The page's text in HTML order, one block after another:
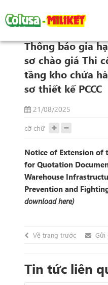
Thông báo gia hạn
đáp ứng hồ sơ thiết kế
Thông báo gia
sơ chào giá Thi
tầng kho chứa
sơ thiết kế PCCC
21/08/2025
cỡ chữ
Notice of Extension of
for Quotation
Warehouse
Prevention and
download here)
Về trang trước Gửi
Tin tức liên